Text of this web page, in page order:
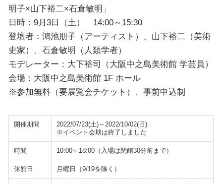
明子×山下裕二×石倉敏明」
日時：9月3日（土） 14:00～15:30
登壇者：鴻池朋子（アーティスト）、山下裕二（美術
史家）、石倉敏明（人類学者）
モデレーター：大下裕司（大阪中之島美術館 学芸員）
会場：大阪中之島美術館 1F ホール
※参加無料（要展覧会チケット）、事前申込制
開催期間
2022/07/23(土)～2022/10/02(日)
※イベント会期は終了しました
時間 10:00～18:00（入場は閉館30分前まで）
休館日 月曜日（9/19を除く）